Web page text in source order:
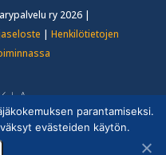
ry 2026 |
| Henkilötietojen
parantamiseksi.
evästeiden käytön.